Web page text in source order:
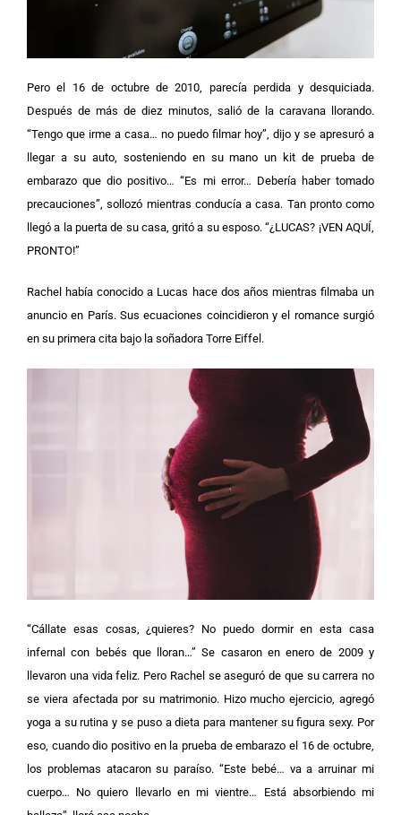
Pero el 16 de octubre de 2010, parecía perdida y desquiciada.
Después de más de diez minutos, salió de la caravana llorando.
“Tengo que irme a casa… no puedo filmar hoy”, dijo y se apresuró a
llegar a su auto, sosteniendo en su mano un kit de prueba de
embarazo que dio positivo…“Es mi error… Debería haber tomado
precauciones”, sollozó mientras conducía a casa. Tan pronto como
llegó a la puerta de su casa, gritó a su esposo. “¿LUCAS? ¡VEN AQUÍ,
PRONTO!”
Rachel había conocido a Lucas hace dos años mientras filmaba un
anuncio en París. Sus ecuaciones coincidieron y el romance surgió
en su primera cita bajo la soñadora Torre Eiffel.
“Cállate esas cosas, ¿quieres? No puedo dormir en esta casa
infernal con bebés que lloran…”Se casaron en enero de 2009 y
llevaron una vida feliz. Pero Rachel se aseguró de que su carrera no
se viera afectada por su matrimonio. Hizo mucho ejercicio, agregó
yoga a su rutina y se puso a dieta para mantener su figura sexy. Por
eso, cuando dio positivo en la prueba de embarazo el 16 de octubre,
los problemas atacaron su paraíso. “Este bebé… va a arruinar mi
cuerpo… No quiero llevarlo en mi vientre… Está absorbiendo mi